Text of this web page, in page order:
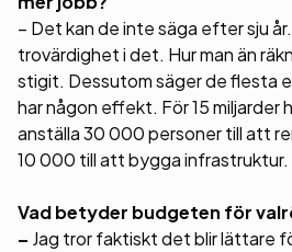
– Det kan de inte säga efter sju
trovärdighet i det. Hur man än
stigit. Dessutom säger de flesta
har någon effekt. För 15 miljarder
anställa 30 000 personer till att
10 000 till att bygga infrastruktur.
Vad betyder budgeten för
– Jag tror faktiskt det blir lättare